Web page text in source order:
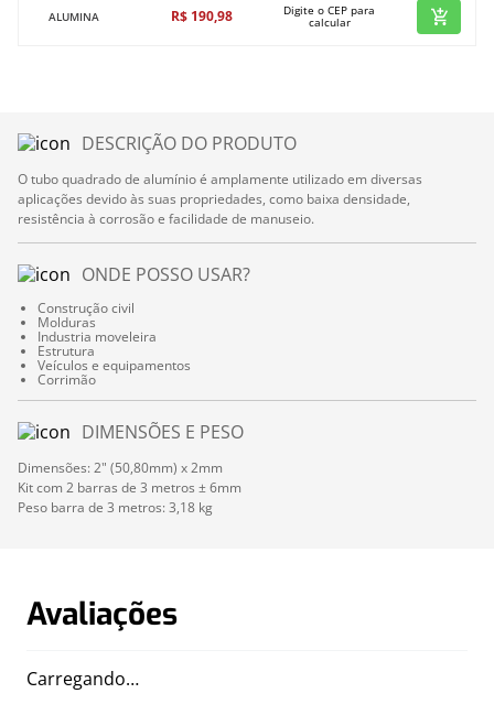
ALUMINA R$ 190,98 Digite o CEP para
calcular
DESCRIÇÃO DO PRODUTO
O tubo quadrado de alumínio é amplamente utilizado em diversas
aplicações devido às suas propriedades, como baixa densidade,
resistência à corrosão e facilidade de manuseio.
ONDE POSSO USAR?
Construção civil
Molduras
Industria moveleira
Estrutura
Veículos e equipamentos
Corrimão
DIMENSÕES E PESO
Dimensões: 2" (50,80mm) x 2mm
Kit com 2 barras de 3 metros ± 6mm
Peso barra de 3 metros: 3,18 kg
Avaliações
Carregando…